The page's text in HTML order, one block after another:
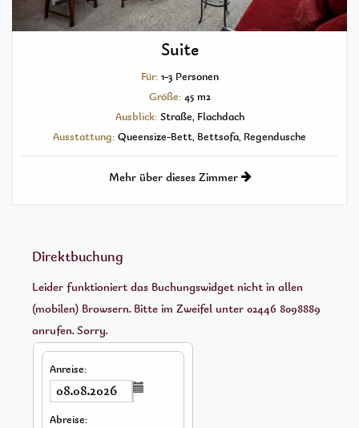
Suite
Für:1-3 Personen
Größe:45 m2
Ausblick:Straße, Flachdach
Ausstattung: Queensize-Bett, Bettsofa, Regendusche
Mehr über dieses Zimmer
Direktbuchung
Leider funktioniert das Buchungswidget nicht in allen
(mobilen) Browsern. Bitte im Zweifel unter 02446 8098889
anrufen. Sorry.
Anreise:
Abreise: